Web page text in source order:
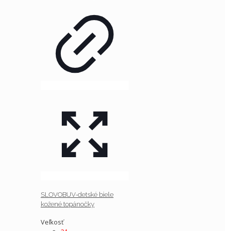
SLOVOBUV-detské biele
kožené topánočky
Veľkosť